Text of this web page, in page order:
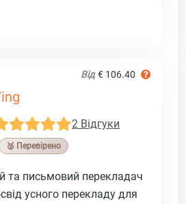
Від € 106.40
2 Відгуки
🥉 Перевірено
та письмовий перекладач
усного перекладу для